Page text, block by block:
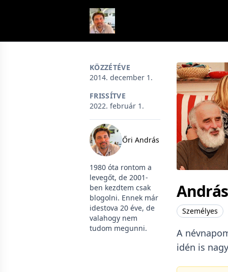
KÖZZÉTÉVE
2014. december 1.
FRISSÍTVE
2022. február 1.
Őri András
1980 óta rontom a
levegőt, de 2001-
ben kezdtem csak
blogolni. Ennek már
idestova 20 éve, de
valahogy nem
tudom megunni.
Személyes
A
idén is